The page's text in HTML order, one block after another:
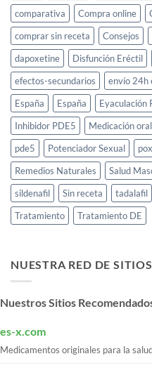
comparativa
Compra online
comprar sin receta
Consejos
dapoxetine
Disfunción Eréctil
efectos-secundarios
envío 24h
España
España Eyaculación
Inhibidor PDE5
Medicación oral
pde5
Potenciador Sexual
Remedios Naturales
Salud
sildenafil
Sin receta tadalafil
Tratamiento
Tratamiento DE
NUESTRA RED DE SITIOS
Nuestros Sitios
es-x.com
Medicamentos originales para la